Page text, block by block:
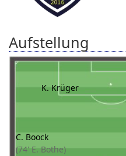
Aufstellung
K. Krüger
C. Boock
(74' E. Bothe)